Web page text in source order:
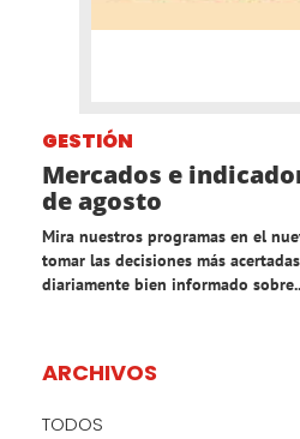
GESTIÓN
Mercados e
de agosto
Mira nuestros programas en el
tomar las decisiones más
diariamente bien informado
ARCHIVOS
TODOS